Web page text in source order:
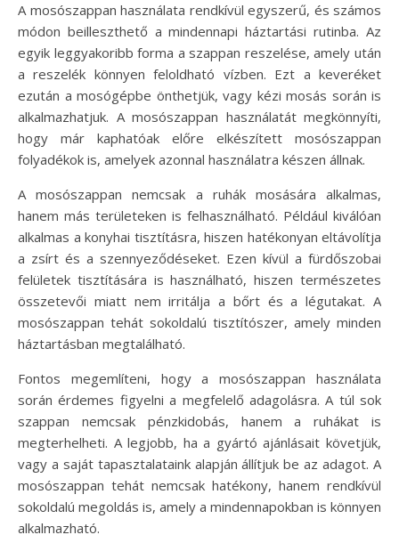
A mosószappan használata rendkívül egyszerű, és számos
módon beilleszthető a mindennapi háztartási rutinba. Az
egyik leggyakoribb forma a szappan reszelése, amely után
a reszelék könnyen feloldható vízben. Ezt a keveréket
ezután a mosógépbe önthetjük, vagy kézi mosás során is
alkalmazhatjuk. A mosószappan használatát megkönnyíti,
hogy már kaphatóak előre elkészített mosószappan
folyadékok is, amelyek azonnal használatra készen állnak.
A mosószappan nemcsak a ruhák mosására alkalmas,
hanem más területeken is felhasználható. Például kiválóan
alkalmas a konyhai tisztításra, hiszen hatékonyan eltávolítja
a zsírt és a szennyeződéseket. Ezen kívül a fürdőszobai
felületek tisztítására is használható, hiszen természetes
összetevői miatt nem irritálja a bőrt és a légutakat. A
mosószappan tehát sokoldalú tisztítószer, amely minden
háztartásban megtalálható.
Fontos megemlíteni, hogy a mosószappan használata
során érdemes figyelni a megfelelő adagolásra. A túl sok
szappan nemcsak pénzkidobás, hanem a ruhákat is
megterhelheti. A legjobb, ha a gyártó ajánlásait követjük,
vagy a saját tapasztalataink alapján állítjuk be az adagot. A
mosószappan tehát nemcsak hatékony, hanem rendkívül
sokoldalú megoldás is, amely a mindennapokban is könnyen
alkalmazható.